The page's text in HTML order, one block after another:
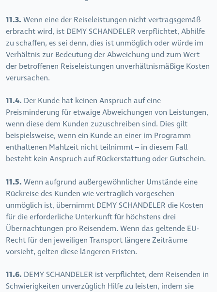
11.3. Wenn eine der Reiseleistungen nicht vertragsgemäß
erbracht wird, ist DEMY SCHANDELER verpflichtet, Abhilfe
zu schaffen, es sei denn, dies ist unmöglich oder würde im
Verhältnis zur Bedeutung der Abweichung und zum Wert
der betroffenen Reiseleistungen unverhältnismäßige Kosten
verursachen.
11.4. Der Kunde hat keinen Anspruch auf eine
Preisminderung für etwaige Abweichungen von Leistungen,
wenn diese dem Kunden zuzuschreiben sind. Dies gilt
beispielsweise, wenn ein Kunde an einer im Programm
enthaltenen Mahlzeit nicht teilnimmt – in diesem Fall
besteht kein Anspruch auf Rückerstattung oder Gutschein.
11.5. Wenn aufgrund außergewöhnlicher Umstände eine
Rückreise des Kunden wie vertraglich vorgesehen
unmöglich ist, übernimmt DEMY SCHANDELER die Kosten
für die erforderliche Unterkunft für höchstens drei
Übernachtungen pro Reisendem. Wenn das geltende EU-
Recht für den jeweiligen Transport längere Zeiträume
vorsieht, gelten diese längeren Fristen.
11.6. DEMY SCHANDELER ist verpflichtet, dem Reisenden in
Schwierigkeiten unverzüglich Hilfe zu leisten, indem sie